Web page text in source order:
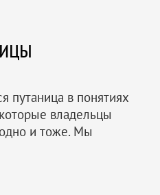
путаница в понятиях
владельцы
одно и тоже. Мы